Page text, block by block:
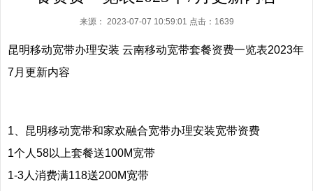
来源： 2023-07-07 10:59:01 点击： 1639
昆明移动宽带办理安装 云南移动宽带套餐资费一览表2023年
7月更新内容
1、昆明移动宽带和家欢融合宽带办理安装宽带资费
1个人58以上套餐送100M宽带
1-3人消费满118送200M宽带